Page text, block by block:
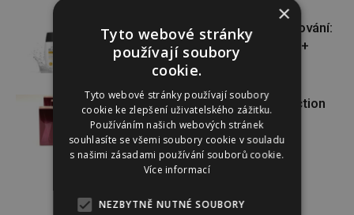
VÝHERCI: novinka ve světě opalování:
Heliocare Water Gel SPF 50+
VÝHERCI: o krásnou vůni Attraction
Sensation od AVONu
×
Tyto webové stránky
používají soubory
cookie.
Tyto webové stránky používají soubory
cookie ke zlepšení uživatelského zážitku.
Používáním našich webových stránek
souhlasíte se všemi soubory cookie v souladu
s našimi zásadami používání souborů cookie.
Více informací
NEZBYTNĚ NUTNÉ SOUBORY